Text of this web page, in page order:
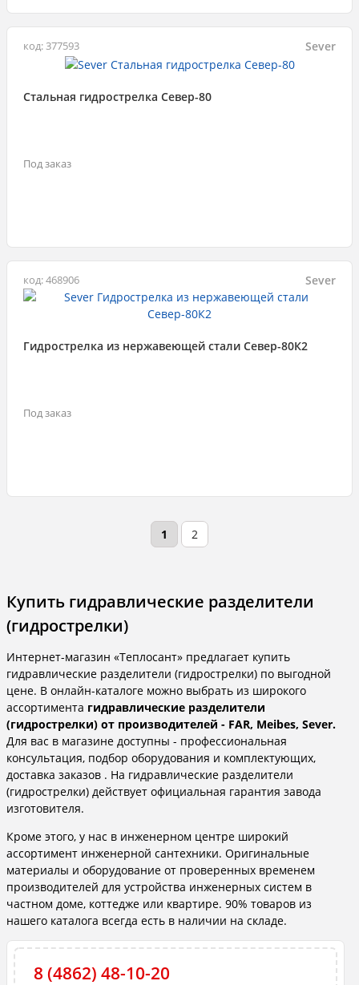
код: 377593 Sever
Стальная гидрострелка Север-80
Под заказ
код: 468906 Sever
Гидрострелка из нержавеющей стали Север-80К2
Под заказ
1 2
Купить гидравлические разделители
(гидрострелки)
Интернет-магазин «Теплосант» предлагает купить
гидравлические разделители (гидрострелки) по выгодной
цене. В онлайн-каталоге можно выбрать из широкого
ассортимента гидравлические разделители
(гидрострелки) от производителей - FAR, Meibes, Sever.
Для вас в магазине доступны - профессиональная
консультация, подбор оборудования и комплектующих,
доставка заказов . На гидравлические разделители
(гидрострелки) действует официальная гарантия завода
изготовителя.
Кроме этого, у нас в инженерном центре широкий
ассортимент инженерной сантехники. Оригинальные
материалы и оборудование от проверенных временем
производителей для устройства инженерных систем в
частном доме, коттедже или квартире. 90% товаров из
нашего каталога всегда есть в наличии на складе.
8 (4862) 48-10-20